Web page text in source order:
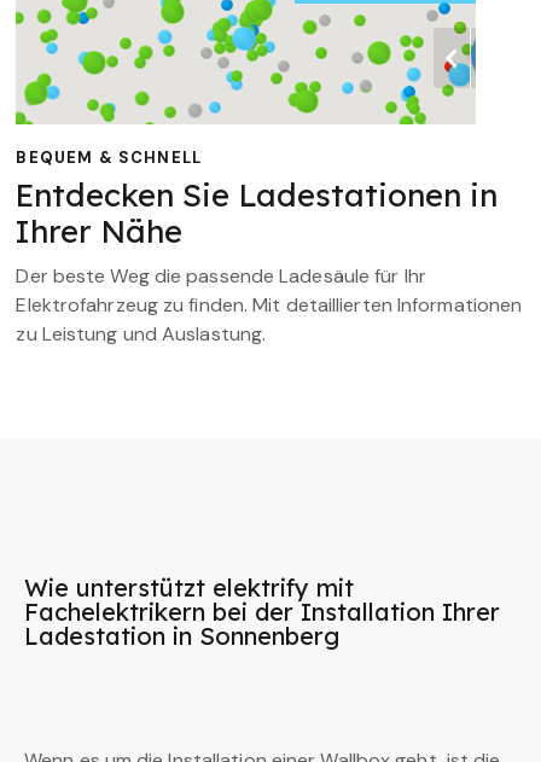
BEQUEM & SCHNELL
Entdecken Sie Ladestationen in
Ihrer Nähe
Der beste Weg die passende Ladesäule für Ihr
Elektrofahrzeug zu finden. Mit detaillierten Informationen
zu Leistung und Auslastung.
Wie unterstützt elektrify mit
Fachelektrikern bei der Installation Ihrer
Ladestation in Sonnenberg